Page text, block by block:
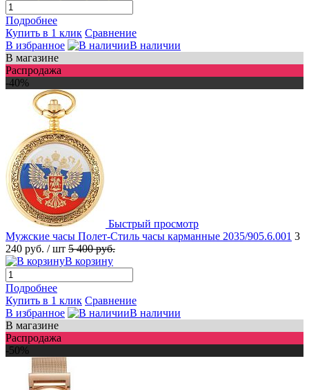
Подробнее
Купить в 1 клик Сравнение
В избранное
В наличии
В магазине
Распродажа
-40%
Быстрый просмотр
Мужские часы Полет-Стиль часы карманные 2035/905.6.001 3
240 руб. / шт 5 400 руб.
В корзину
Подробнее
Купить в 1 клик Сравнение
В избранное
В наличии
В магазине
Распродажа
-50%